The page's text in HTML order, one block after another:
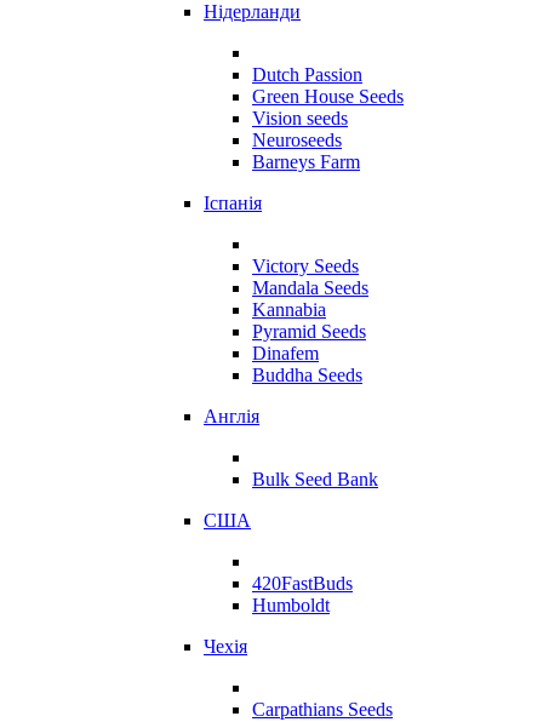
Нідерланди
Dutch Passion
Green House Seeds
Vision seeds
Neuroseeds
Barneys Farm
Іспанія
Victory Seeds
Mandala Seeds
Kannabia
Pyramid Seeds
Dinafem
Buddha Seeds
Англія
Bulk Seed Bank
США
420FastBuds
Humboldt
Чехія
Carpathians Seeds